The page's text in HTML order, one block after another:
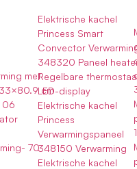
met
cm
06
70
Elektrische kachel
Princess Smart
Convector
348320 Paneel
Regelbare
LED-display
Elektrische kachel
Princess
Verwarmingspaneel
348150 Verwarming
Elektrische kachel